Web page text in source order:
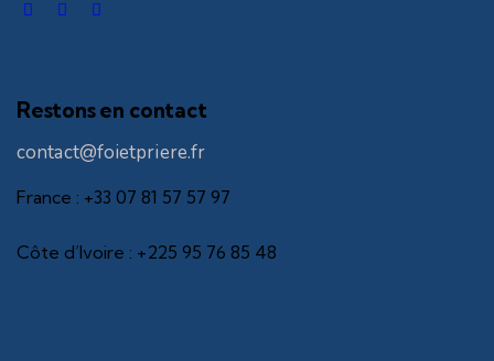
Restons en contact
contact@foietpriere.fr
France : +33 07 81 57 57 97
Côte d’Ivoire : +225 95 76 85 48